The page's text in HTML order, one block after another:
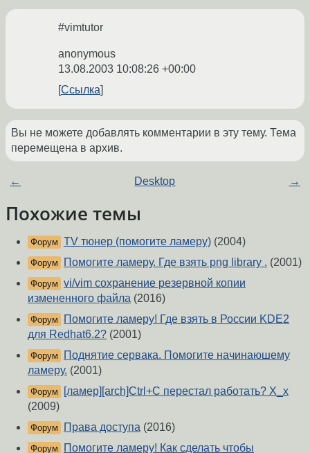
#vimtutor
anonymous
13.08.2003 10:08:26 +00:00
Ссылка
Вы не можете добавлять комментарии в эту тему. Тема
перемещена в архив.
← Desktop →
Похожие темы
Форум TV тюнер (помогите ламеру) (2004)
Форум Помогите ламеру. Где взять png library . (2001)
Форум vi/vim сохранение резервной копии
измененного файла (2016)
Форум
Помогите ламеру! Где взять в России KDE2
для Redhat6.2? (2001)
Форум
Поднятие сервака. Помогите начинаюшему
ламеру. (2001)
Форум
[ламер][arch]Ctrl+C перестал работать? X_x
(2009)
Форум Права доступа (2016)
Форум Помогите ламеру! Как сделать чтобы